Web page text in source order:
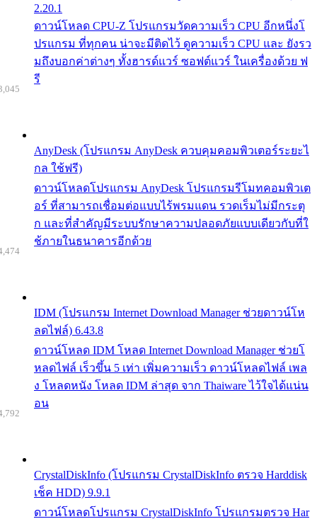
2.20.1
ดาวน์โหลด CPU-Z โปรแกรมวัดความเร็ว CPU อีกหนึ่งโ
ปรแกรม ที่ทุกคน น่าจะมีติดไว้ ดูความเร็ว CPU และ ยังรว
มถึงบอกค่าต่างๆ ทั้งฮารด์แวร์ ซอฟต์แวร์ ในเครื่องด้วย ฟ
รี
AnyDesk (โปรแกรม AnyDesk ควบคุมคอมพิวเตอร์ระยะไ
กล ใช้ฟรี)
ดาวน์โหลดโปรแกรม AnyDesk โปรแกรมรีโมทคอมพิวเต
อร์ ที่สามารถเชื่อมต่อแบบไร้พรมแดน รวดเร็มไม่มีกระตุ
ก และที่สำคัญมีระบบรักษาความปลอดภัยแบบเดียวกับที่ใ
ช้ภายในธนาคารอีกด้วย
IDM (โปรแกรม Internet Download Manager ช่วยดาวน์โห
ลดไฟล์) 6.43.8
ดาวน์โหลด IDM โหลด Internet Download Manager ช่วยโ
หลดไฟล์ เร็วขึ้น 5 เท่า เพิ่มความเร็ว ดาวน์โหลดไฟล์ เพล
ง โหลดหนัง โหลด IDM ล่าสุด จาก Thaiware ไว้ใจได้แน่น
อน
CrystalDiskInfo (โปรแกรม CrystalDiskInfo ตรวจ Harddisk
เช็ค HDD) 9.9.1
ดาวน์โหลดโปรแกรม CrystalDiskInfo โปรแกรมตรวจ Har